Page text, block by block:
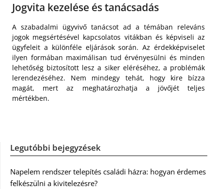
Jogvita kezelése és tanácsadás
A szabadalmi ügyvivő tanácsot ad a témában releváns
jogok megsértésével kapcsolatos vitákban és képviseli az
ügyfeleit a különféle eljárások során. Az érdekképviselet
ilyen formában maximálisan tud érvényesülni és minden
lehetőség biztosított lesz a siker eléréséhez, a problémák
lerendezéséhez. Nem mindegy tehát, hogy kire bízza
magát, mert az meghatározhatja a jövőjét teljes
mértékben.
Legutóbbi bejegyzések
Napelem rendszer telepítés családi házra: hogyan érdemes
felkészülni a kivitelezésre?